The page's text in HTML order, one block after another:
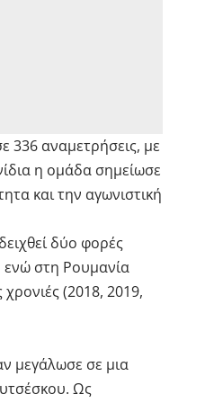
336 αναμετρήσεις, με
η ομάδα σημείωσε
και την αγωνιστική
δύο φορές
ενώ στη Ρουμανία
χρονιές (2018, 2019,
μεγάλωσε σε μια
Ως